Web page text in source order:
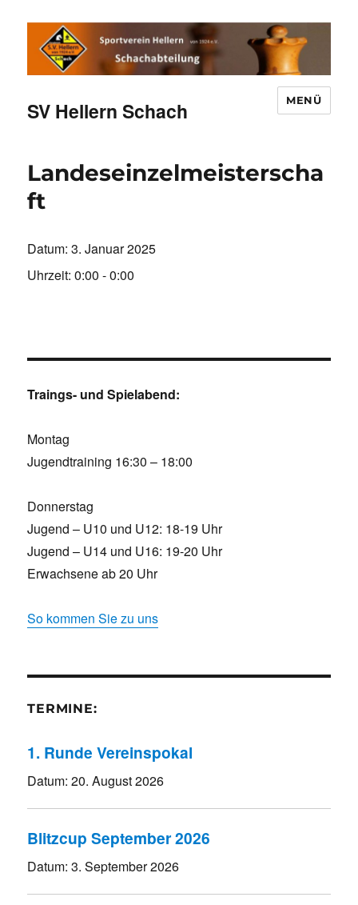
SV Hellern Schach MENÜ
Landeseinzelmeisterscha
ft
Datum:3. Januar 2025
Uhrzeit:0:00 - 0:00
Traings- und Spielabend:
Montag
Jugendtraining 16:30 – 18:00
Donnerstag
Jugend – U10 und U12: 18-19 Uhr
Jugend – U14 und U16: 19-20 Uhr
Erwachsene ab 20 Uhr
So kommen Sie zu uns
TERMINE:
1. Runde Vereinspokal
Datum:20. August 2026
Blitzcup September 2026
Datum:3. September 2026